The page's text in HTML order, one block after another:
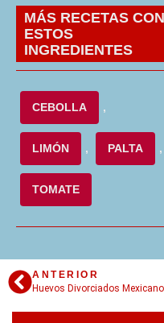
MÁS RECETAS CON
ESTOS
INGREDIENTES
CEBOLLA ,
LIMÓN , PALTA ,
TOMATE
ANTERIOR